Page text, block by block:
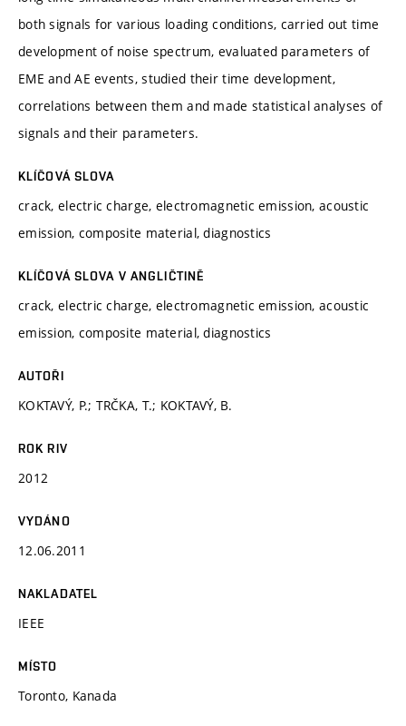
both signals for various loading conditions, carried out time
development of noise spectrum, evaluated parameters of
EME and AE events, studied their time development,
correlations between them and made statistical analyses of
signals and their parameters.
KLÍČOVÁ SLOVA
crack, electric charge, electromagnetic emission, acoustic
emission, composite material, diagnostics
KLÍČOVÁ SLOVA V ANGLIČTINĚ
crack, electric charge, electromagnetic emission, acoustic
emission, composite material, diagnostics
AUTOŘI
KOKTAVÝ, P.; TRČKA, T.; KOKTAVÝ, B.
ROK RIV
2012
VYDÁNO
12.06.2011
NAKLADATEL
IEEE
MÍSTO
Toronto, Kanada